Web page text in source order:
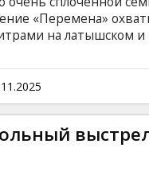
«Перемена»
на латышском и